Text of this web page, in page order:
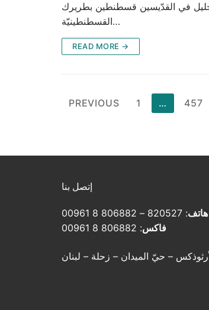
الجليل في القدّيسين قسطنطين بطريرك
القسطنطينيّة…
READ MORE →
Posts
PREVIOUS 1 … 457
إتصل بنا
هاتف: 820527 – 806882 8 00961
فاكس: 806882 8 00961
– حيّ الميدان – زحلة – لبنان